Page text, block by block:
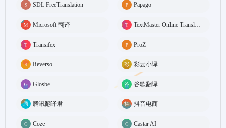
SDL FreeTranslation Papago
Microsoft 翻译 TextMaster Online Translation
Transifex ProZ
Reverso 彩云小译
Glosbe 谷歌翻译
腾讯翻译君 抖音电商
Coze Castar AI